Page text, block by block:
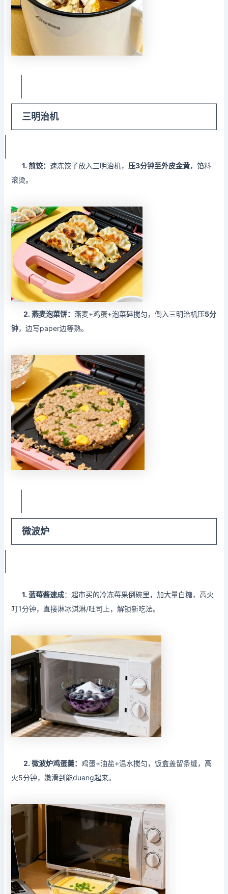
三明治机
1. 煎饺：速冻饺子放入三明治机， 压3分钟至外皮金黄，馅料
滚烫。
2.燕麦泡菜饼：燕麦+鸡蛋+泡菜碎搅匀，倒入三明治机压5分
钟，边写paper边等熟。
微波炉
1.蓝莓酱速成：超市买的冷冻莓果倒碗里，加大量白糖，高火
叮1分钟，直接淋冰淇淋/吐司上，解锁新吃法。
2.微波炉鸡蛋羹：鸡蛋+油盐+温水搅匀，饭盒盖留条缝，高
火5分钟，嫩滑到能duang起来。